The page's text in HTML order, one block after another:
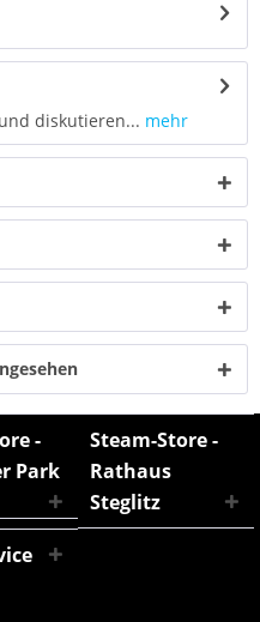
diskutieren... mehr
-
Park
Steam-Store -
Rathaus
Steglitz